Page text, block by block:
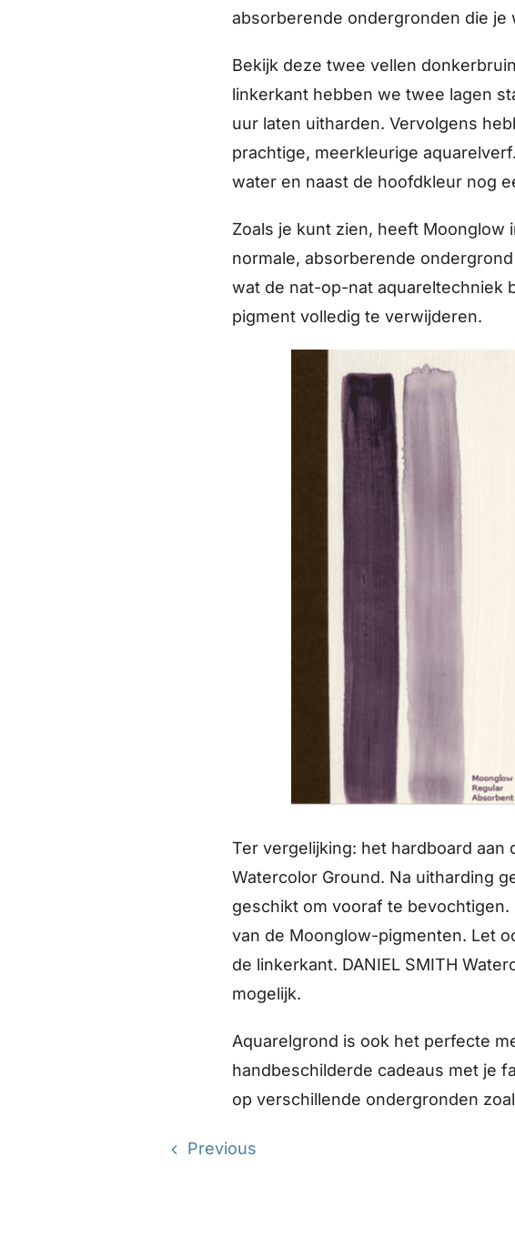
absorberende ondergronden die je
Bekijk deze twee vellen
linkerkant hebben we twee lagen
uur laten uitharden. Vervolgens
prachtige, meerkleurige aquarelverf.
water en naast de hoofdkleur nog
Zoals je kunt zien, heeft Moonglow
normale, absorberende
wat de nat-op-nat aquareltechniek
pigment volledig te verwijderen.
Ter vergelijking: het hardboard aan
Watercolor Ground. Na uitharding
geschikt om vooraf te
van de Moonglow-pigmenten. Let
de linkerkant. DANIEL SMITH
mogelijk.
Aquarelgrond is ook het perfecte
handbeschilderde cadeaus met je
op verschillende ondergronden
Previous